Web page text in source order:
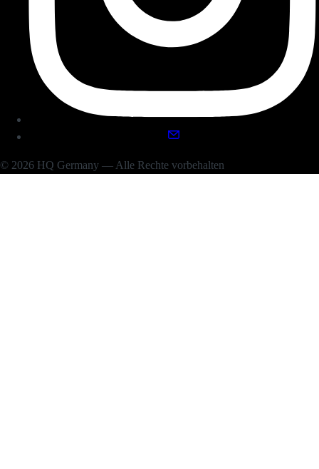
© 2026 HQ Germany — Alle Rechte vorbehalten